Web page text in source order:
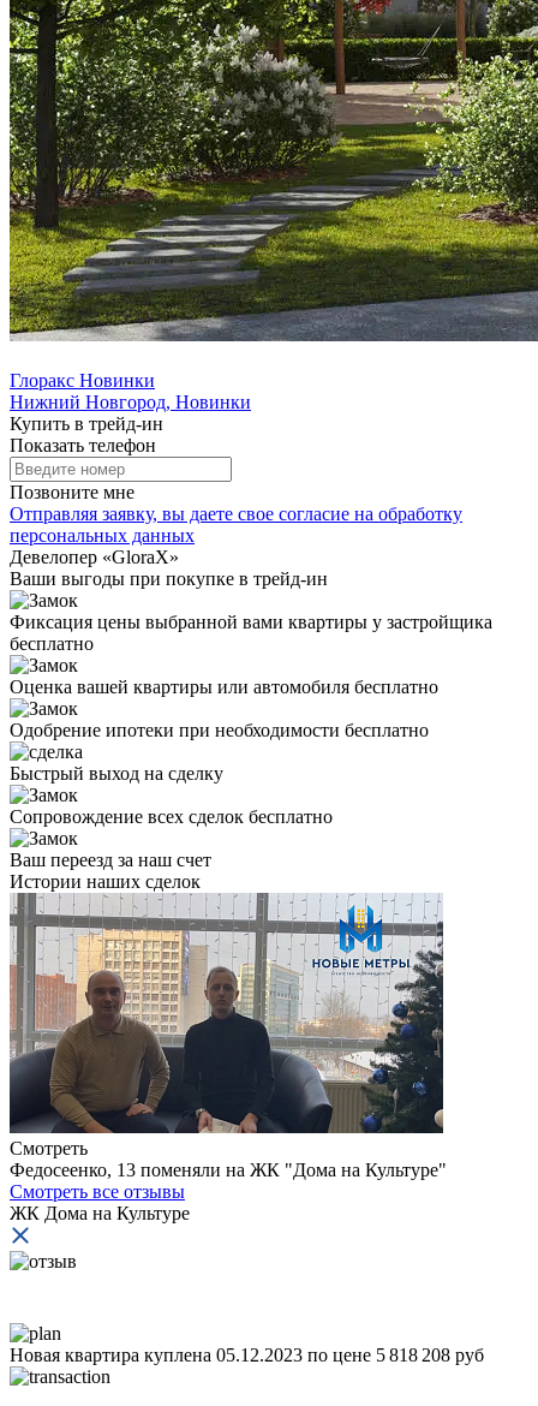
Глоракс Новинки
Нижний Новгород, Новинки
Купить в трейд-ин
Показать телефон
Позвоните мне
Отправляя заявку, вы даете свое согласие на обработку
персональных данных
Девелопер «GloraX»
Ваши выгоды при покупке в трейд-ин
Фиксация цены выбранной вами квартиры у застройщика
бесплатно
Оценка вашей квартиры или автомобиля бесплатно
Одобрение ипотеки при необходимости бесплатно
Быстрый выход на сделку
Сопровождение всех сделок бесплатно
Ваш переезд за наш счет
Истории наших сделок
Смотреть
Федосеенко, 13 поменяли на ЖК "Дома на Культуре"
Смотреть все отзывы
ЖК Дома на Культуре
Новая квартира куплена 05.12.2023 по цене 5 818 208 руб